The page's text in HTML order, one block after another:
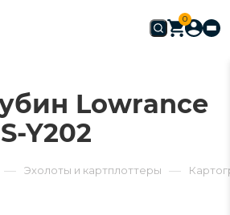
0
Lowrance
Y202
— Эхолоты и картплоттеры —